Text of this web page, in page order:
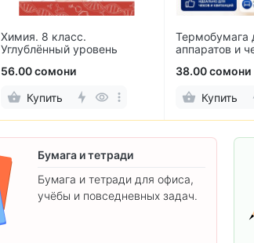
Химия. 8 класс.
Углублённый уровень
56.00 сомони
Купить
Термобумага
аппаратов и
38.00 сомони
Купить
Бумага и тетради
Бумага и тетради для офиса,
учёбы и повседневных задач.